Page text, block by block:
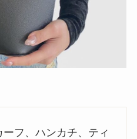
フ、ハンカチ、ティ